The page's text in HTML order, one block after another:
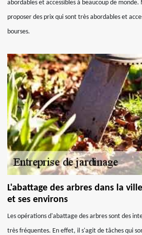
abordables et accessibles à beaucoup de
proposer des prix qui sont très abordables et
bourses.
L'abattage des arbres dans la
et ses environs
Les opérations d'abattage des arbres sont des
très fréquentes. En effet, il s'agit de tâches qui